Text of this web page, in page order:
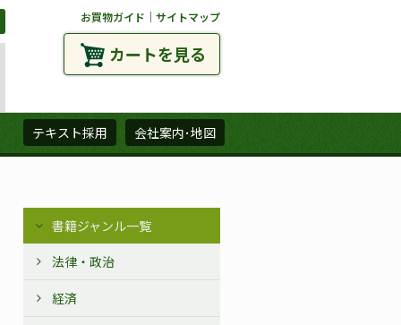
お買物ガイド ｜ サイトマップ
カートを見る
テキスト採用 会社案内･地図
書籍ジャンル一覧
法律・政治
経済